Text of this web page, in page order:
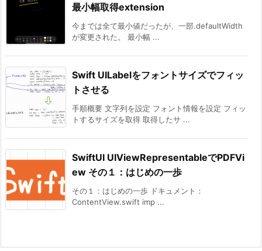
最小幅取得extension
今までは全て最小値だったが、一部.defaultWidth
が変更された。 最小幅 ...
Swift UILabelをフォントサイズでフィッ
トさせる
手順概要 文字列を設定 フォント情報を設定 フィッ
トするサイズを取得 取得したサ ...
SwiftUI UIViewRepresentableでPDFVi
ew その１：はじめの一歩
その１：はじめの一歩 ドキュメント：
ContentView.swift imp ...